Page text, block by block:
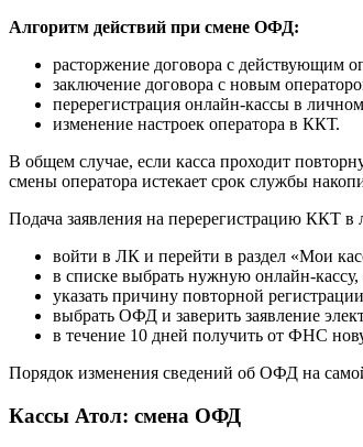
Алгоритм действий при смене ОФД:
расторжение договора с действующим
заключение договора с новым
перерегистрация онлайн-кассы в
изменение настроек оператора в ККТ.
В общем случае, если касса проходит
смены оператора истекает срок службы
Подача заявления на перерегистрацию ККТ в
войти в ЛК и перейти в раздел «Мои
в списке выбрать нужную онлайн-
указать причину повторной
выбрать ОФД и заверить заявление
в течение 10 дней получить от ФНС
Порядок изменения сведений об ОФД на
Кассы Атол: смена ОФД